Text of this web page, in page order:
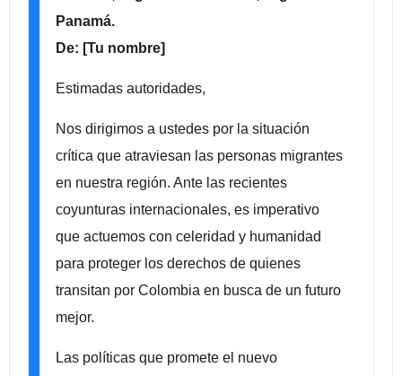
Panamá.
De: [Tu nombre]
Estimadas autoridades,
Nos dirigimos a ustedes por la situación
crítica que atraviesan las personas migrantes
en nuestra región. Ante las recientes
coyunturas internacionales, es imperativo
que actuemos con celeridad y humanidad
para proteger los derechos de quienes
transitan por Colombia en busca de un futuro
mejor.
Las políticas que promete el nuevo